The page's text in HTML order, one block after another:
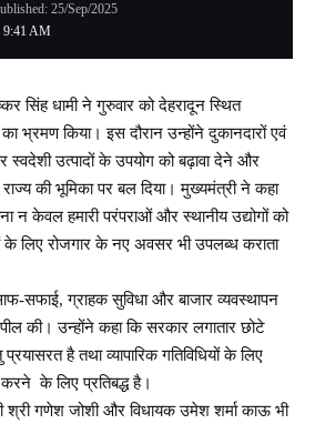
9:41 AM
25/Sep/2025
सिंह धामी ने गुरुवार को देहरादून स्थित
भ्रमण किया। इस दौरान उन्होंने दुकानदारों एवं
स्वदेशी उत्पादों के उपयोग को बढ़ावा देने और
राज्य की भूमिका पर बल दिया। मुख्यमंत्री ने कहा
न केवल हमारी परंपराओं और स्थानीय उद्योगों को
लिए रोजगार के नए अवसर भी उपलब्ध कराता
सफाई, ग्राहक सुविधा और बाजार व्यवस्थापन
की। उन्होंने कहा कि सरकार लगातार छोटे
प्रयासरत है तथा व्यापारिक गतिविधियों के लिए
के लिए प्रतिबद्ध है।
गणेश जोशी और विधायक उमेश शर्मा काऊ भी